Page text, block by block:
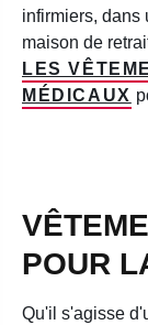
infirmiers, dans
maison de
LES
MÉDICAUX
POUR
Qu'il s'agisse